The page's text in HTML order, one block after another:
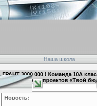
Наша школа
ГРАНТ 3000 000 ! Команда 10А
инициативных проектов «Твой
Новость: